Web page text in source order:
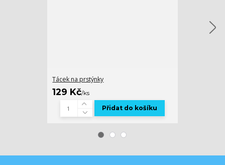
Tácek na prstýnky
129 Kč/ks
Přidat do košíku